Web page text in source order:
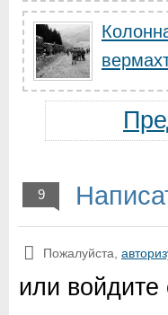
9
Пожалуйста,
или